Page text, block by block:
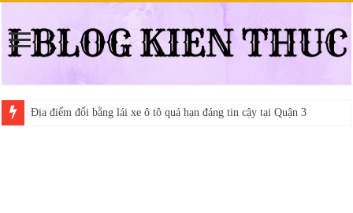
Địa điểm đổi bằng lái xe ô tô quá hạn đáng tin cậy tại Quận 3
Trung tâm nào học thi giấy phép lái xe hạng A (A2 cũ), A1 uy tín tại